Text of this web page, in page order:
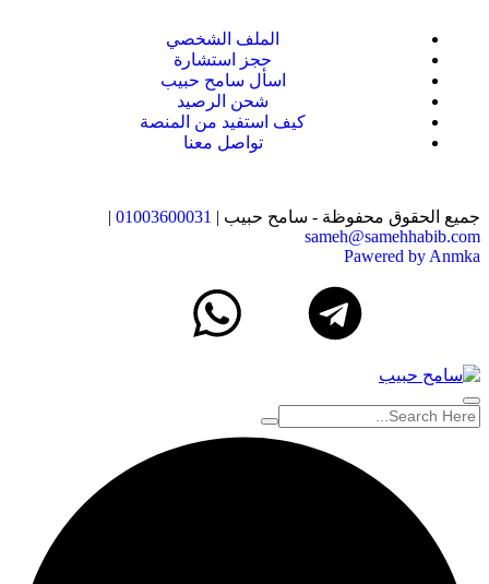
الملف الشخصي
حجز استشارة
اسأل سامح حبيب
شحن الرصيد
كيف استفيد من المنصة
تواصل معنا
جميع الحقوق محفوظة - سامح حبيب | 01003600031
|
sameh@samehhabib.com
Pawered by Anmka